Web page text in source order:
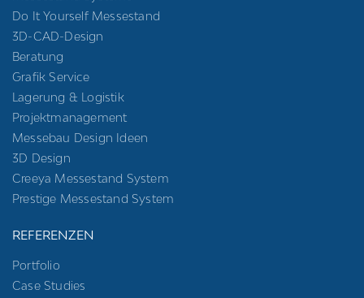
Do It Yourself Messestand
3D-CAD-Design
Beratung
Grafik Service
Lagerung & Logistik
Projektmanagement
Messebau Design Ideen
3D Design
Creeya Messestand System
Prestige Messestand System
REFERENZEN
Portfolio
Case Studies